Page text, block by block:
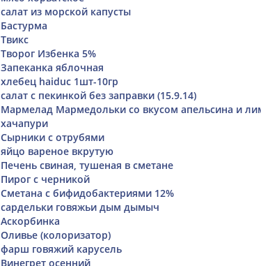
салат из морской капусты
Бастурма
Твикс
Творог Избенка 5%
Запеканка яблочная
хлебец haiduc 1шт-10гр
салат с пекинкой без заправки (15.9.14)
Мармелад Мармедольки со вкусом апельсина и
хачапури
Сырники с отрубями
яйцо вареное вкрутую
Печень свиная, тушеная в сметане
Пирог с черникой
Сметана с бифидобактериями 12%
сардельки говяжьи дым дымыч
Аскорбинка
Оливье (колоризатор)
фарш говяжий карусель
Винегрет осенний